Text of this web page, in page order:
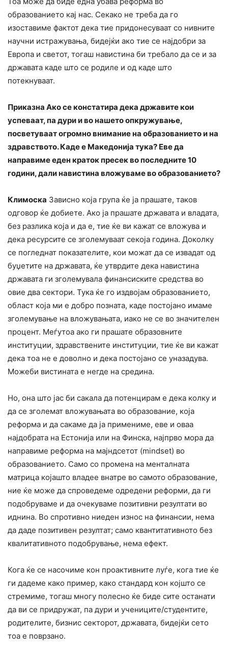
образованието кај нас. Секако не треба да го
изоставиме фактот дека тие придонесуваат со нивните
научни истражувања, бидејќи ако тие се најдобри за
Европа и светот, тогаш навистина би требало да се и за
државата каде што се родиле и од каде што
потекнуваат.
Приказна Ако се констатира дека државите кои
успеваат, па дури и во нашето опкружување,
посветуваат огромно внимание на образованието и на
здравството. Каде е Македонија тука? Еве да
направиме еден краток пресек во последните 10
години, дали навистина вложуваме во образованието?
Климоска Зависно која група ќе ја прашате, таков
одговор ќе добиете. Ако ја прашате државата и владата,
без разлика која и да е, тие ќе ви кажат се вложува и
дека ресурсите се зголемуваат секоја година. Доколку
се погледнат показателите, кои можат да се извадат од
буџетите на државата, ќе утврдите дека навистина
државата ги зголемувала финансиските средства во
овие два сектори. Тука ќе го издвојам образованието,
област која ми е добро позната, каде постојано имаме
зголемување на вложувањата, иако не се во значителен
процент. Меѓутоа ако ги прашате образовните
институции, здравствените институции, тие ќе ви кажат
дека тоа не е доволно и дека постојано се уназадува.
Можеби вистината е негде на средина.
Но, она што јас би сакала да потенцирам е дека колку и
да се зголемат вложувањата во образование, која
реформа и да сакаме да ја примениме, еве и оваа
најдобрата на Естонија или на Финска, најпрво мора да
направиме реформа на мајндсетот (mindset) во
образованието. Само со промена на менталната
матрица којашто владее внатре во самото образование,
ние ќе може да спроведеме одредени реформи, да ги
подобруваме и да очекуваме позитивни резултати во
иднина. Во спротивно ниеден износ на финансии, нема
да даде позитивен резултат; само квантитативното без
квалитативното подобрување, нема ефект.
Кога ќе се насочиме кон проактивните луѓе, кога тие ќе
ги дадеме како пример, како стандард кон којшто се
стремиме, тогаш многу полесно ќе биде сите останати
да ви се придружат, па дури и учениците/студентите,
родителите, бизнис секторот, државата, бидејќи сето
тоа е поврзано.